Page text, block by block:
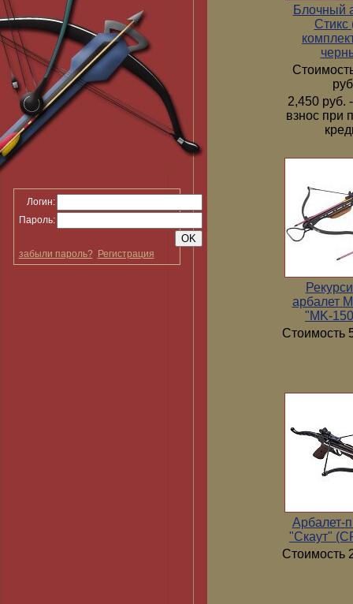
Логин:
Пароль:
забыли пароль? Регистрация
Блочный
Стикс
2,450 руб.
взнос при
арбалет
"MK-
Стоимость
Арбалет-
"Скаут"
Стоимость